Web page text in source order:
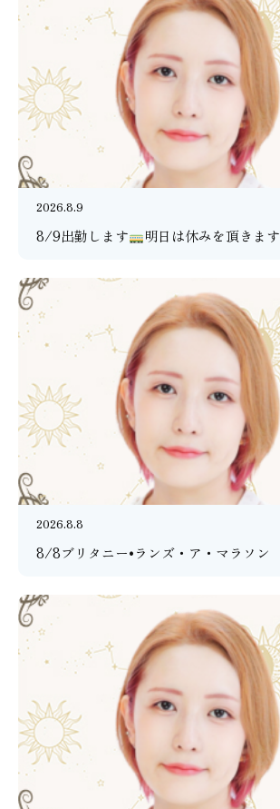
2026.8.9
8/9出勤します 明日は休みを頂きます
2026.8.8
8/8ブリタニー•ランズ・ア・マラソン